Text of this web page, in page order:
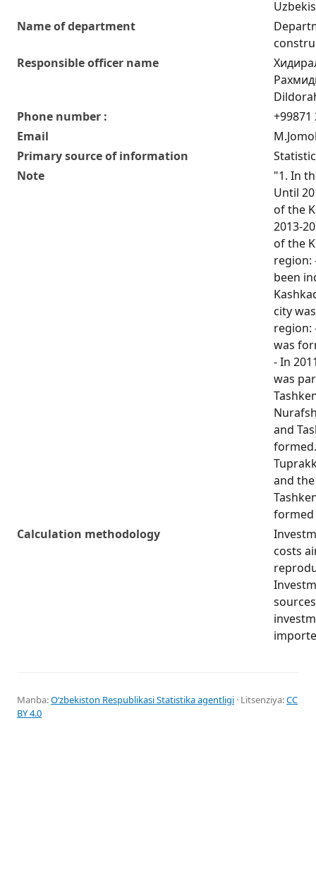
Name of department
Responsible officer name
Phone number :
+99871
Email
Primary source of information
Note
"1. In
Until
of the
2013-
of the
region:
been
city
region:
was
- In
was
and
and
formed
Calculation methodology
costs
Manba:Oʻzbekiston Respublikasi Statistika agentligi · Litsenziya:CC
BY 4.0